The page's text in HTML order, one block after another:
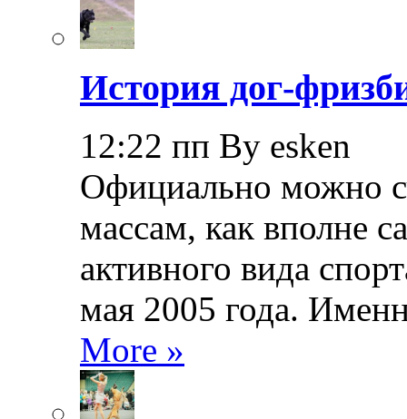
История дог-
12:22 пп By esken
Официально можно
массам, как вполне
активного вида
мая 2005 года.
More »